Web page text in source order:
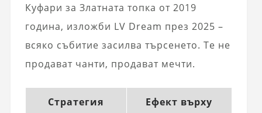
Куфари за Златната топка от 2019
година, изложби LV Dream през 2025 –
всяко събитие засилва търсенето. Те не
продават чанти, продават мечти.
Стратегия
Ефект върху